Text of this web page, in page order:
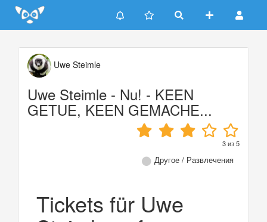
Update cookies preferences
Uwe Steimle
Uwe Steimle - Nu! - KEEN
GETUE, KEEN GEMACHE...
3из5
Другое / Развлечения
Tickets für Uwe